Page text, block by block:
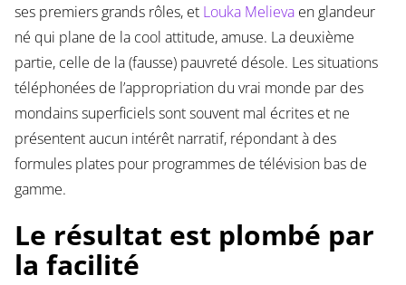
ses premiers grands rôles, et Louka Melievaen glandeur
né qui plane de la cool attitude, amuse. La deuxième
partie, celle de la (fausse) pauvreté désole. Les situations
téléphonées de l’appropriation du vrai monde par des
mondains superficiels sont souvent mal écrites et ne
présentent aucun intérêt narratif, répondant à des
formules plates pour programmes de télévision bas de
gamme.
Le résultat est plombé par
la facilité